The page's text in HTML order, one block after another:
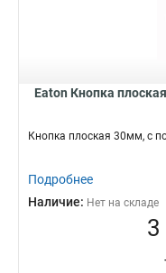
Eaton Кнопка
Кнопка плоская 30мм, с
Подробнее
Наличие: Нет на складе
3